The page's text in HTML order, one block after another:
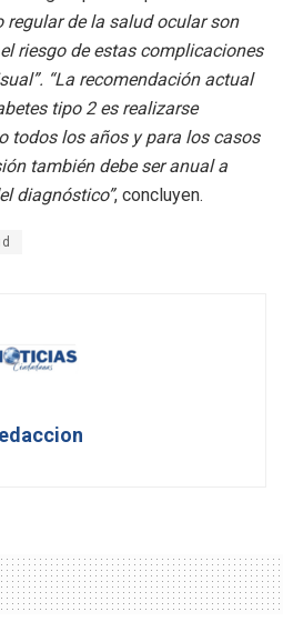
regular de la salud ocular son
riesgo de estas complicaciones
“La recomendación actual
tipo 2 es realizarse
todos los años y para los casos
también debe ser anual a
diagnóstico”, concluyen.